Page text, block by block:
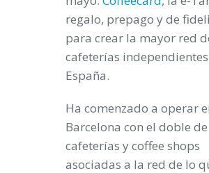
regalo, prepago y de
para crear la mayor red
cafeterías
España.
Ha comenzado a operar
Barcelona con el doble de
cafeterías y coffee shops
asociadas a la red de lo